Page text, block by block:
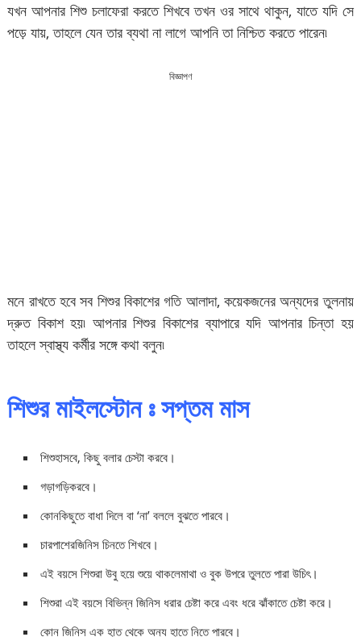
যখন আপনার শিশু চলাফেরা করতে শিখবে তখন ওর সাথে থাকুন, যাতে যদি সে
পড়ে যায়, তাহলে যেন তার ব্যথা না লাগে আপনি তা নিশ্চিত করতে পারেন৷
বিজ্ঞাপণ
মনে রাখতে হবে সব শিশুর বিকাশের গতি আলাদা, কয়েকজনের অন্যদের তুলনায়
দ্রুত বিকাশ হয়৷ আপনার শিশুর বিকাশের ব্যাপারে যদি আপনার চিন্তা হয়
তাহলে স্বাস্থ্য কর্মীর সঙ্গে কথা বলুন৷
শিশুর মাইলস্টোন ঃ সপ্তম মাস
শিশুহাসবে, কিছু বলার চেস্টা করবে।
গড়াগড়িকরবে।
কোনকিছুতে বাধা দিলে বা ‘না’ বললে বুঝতে পারবে।
চারপাশেরজিনিস চিনতে শিখবে।
এই বয়সে শিশুরা উবু হয়ে শুয়ে থাকলেমাথা ও বুক উপরে তুলতে পারা উচিৎ।
শিশুরা এই বয়সে বিভিন্ন জিনিস ধরার চেষ্টা করে এবং ধরে ঝাঁকাতে চেষ্টা করে।
কোন জিনিস এক হাত থেকে অন্য হাতে নিতে পারবে।